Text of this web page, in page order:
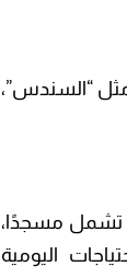
نماذج مثل “السندس”،
تشمل مسجدًا،
اليومية